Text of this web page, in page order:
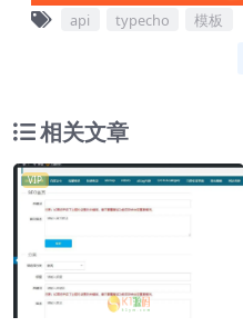
api typecho 模板
相关文章
VIP